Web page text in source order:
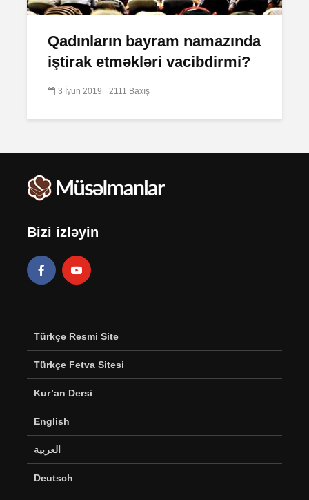
Qadınların bayram namazında
iştirak etməkləri vacibdirmi?
3 İyun 2019 2111 Baxış
Bizi izləyin
Türkçe Resmi Site
Türkçe Fetva Sitesi
Kur’an Dersi
English
العربية
Deutsch